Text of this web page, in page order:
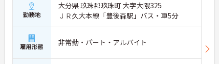
勤務地
大分県 玖珠郡玖珠町 大字大隈325
ＪＲ久大本線「豊後森駅」バス・車5分
雇用形態 非常勤・パート・アルバイト